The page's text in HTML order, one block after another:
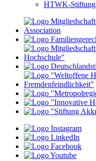
HTWK-Stiftung